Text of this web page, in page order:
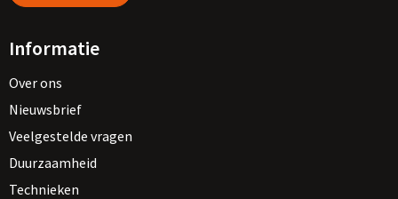
Informatie
Over ons
Nieuwsbrief
Veelgestelde vragen
Duurzaamheid
Technieken